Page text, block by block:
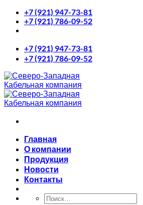
Skip
content
+7 (921) 947-73-81
+7 (921) 786-09-52
+7 (921) 947-73-81
+7 (921) 786-09-52
Главная
О компании
Продукция
Новости
Контакты
Искать: